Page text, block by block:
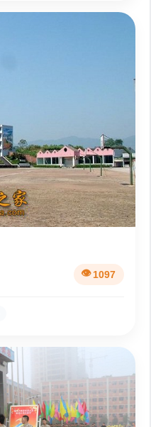
1097